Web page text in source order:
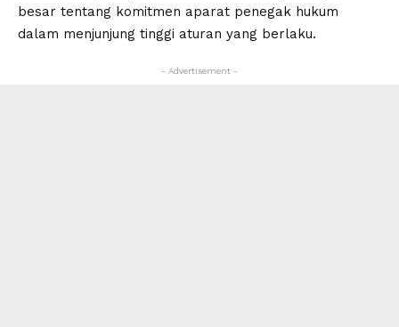
besar tentang komitmen aparat penegak hukum
dalam menjunjung tinggi aturan yang berlaku.
- Advertisement -